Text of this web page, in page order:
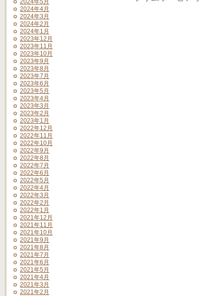
2024年5月
2024年4月
2024年3月
2024年2月
2024年1月
2023年12月
2023年11月
2023年10月
2023年9月
2023年8月
2023年7月
2023年6月
2023年5月
2023年4月
2023年3月
2023年2月
2023年1月
2022年12月
2022年11月
2022年10月
2022年9月
2022年8月
2022年7月
2022年6月
2022年5月
2022年4月
2022年3月
2022年2月
2022年1月
2021年12月
2021年11月
2021年10月
2021年9月
2021年8月
2021年7月
2021年6月
2021年5月
2021年4月
2021年3月
2021年2月